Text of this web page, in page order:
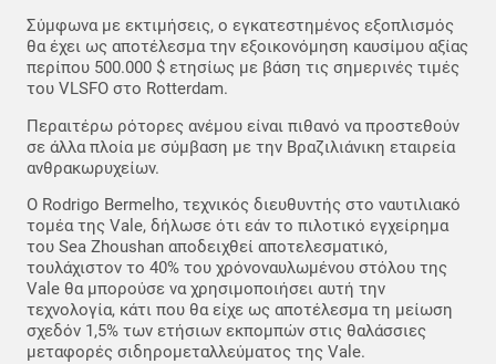
Σύμφωνα με εκτιμήσεις, ο εγκατεστημένος εξοπλισμός
θα έχει ως αποτέλεσμα την εξοικονόμηση καυσίμου αξίας
περίπου 500.000 $ ετησίως με βάση τις σημερινές τιμές
του VLSFO στο Rotterdam.
Περαιτέρω ρότορες ανέμου είναι πιθανό να προστεθούν
σε άλλα πλοία με σύμβαση με την Βραζιλιάνικη εταιρεία
ανθρακωρυχείων.
Ο Rodrigo Bermelho, τεχνικός διευθυντής στο ναυτιλιακό
τομέα της Vale, δήλωσε ότι εάν το πιλοτικό εγχείρημα
του Sea Zhoushan αποδειχθεί αποτελεσματικό,
τουλάχιστον το 40% του χρόνοναυλωμένου στόλου της
Vale θα μπορούσε να χρησιμοποιήσει αυτή την
τεχνολογία, κάτι που θα είχε ως αποτέλεσμα τη μείωση
σχεδόν 1,5% των ετήσιων εκπομπών στις θαλάσσιες
μεταφορές σιδηρομεταλλεύματος της Vale.